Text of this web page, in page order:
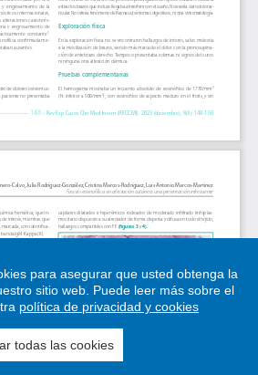
para asegurar que usted obtenga la
sitio web. Puede leer más sobre el
política de privacidad y cookies
todas las cookies